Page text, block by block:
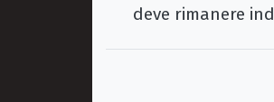
deve rimanere